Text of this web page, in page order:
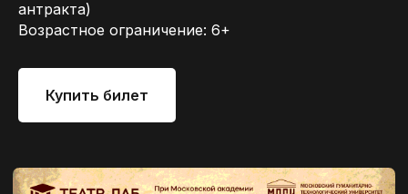
антракта)
Возрастное ограничение: 6+
Купить билет